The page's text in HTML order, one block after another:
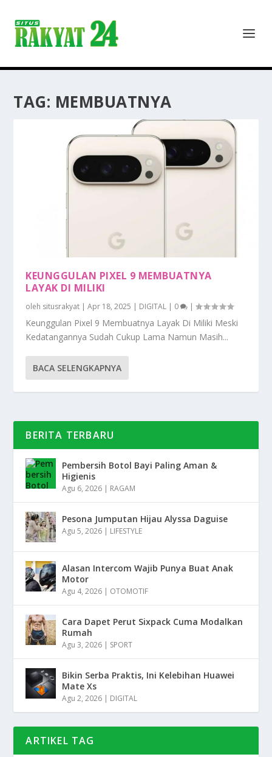
TAG: MEMBUATNYA
KEUNGGULAN PIXEL 9 MEMBUATNYA
LAYAK DI MILIKI
oleh situsrakyat |Apr 18, 2025 | DIGITAL | 0 |
Keunggulan Pixel 9 Membuatnya Layak Di Miliki Meski
Kedatangannya Sudah Cukup Lama Namun Masih...
BACA SELENGKAPNYA
BERITA TERBARU
Pembersih Botol Bayi Paling Aman &
Higienis
Agu 6, 2026 | RAGAM
Pesona Jumputan Hijau Alyssa Daguise
Agu 5, 2026 | LIFESTYLE
Alasan Intercom Wajib Punya Buat Anak
Motor
Agu 4, 2026 | OTOMOTIF
Cara Dapet Perut Sixpack Cuma Modalkan
Rumah
Agu 3, 2026 | SPORT
Bikin Serba Praktis, Ini Kelebihan Huawei
Mate Xs
Agu 2, 2026 | DIGITAL
ARTIKEL TAG